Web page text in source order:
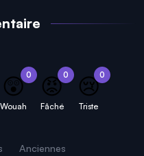
0
😲
Wouah
0
😡
Fâché
0
😢
Triste
Anciennes